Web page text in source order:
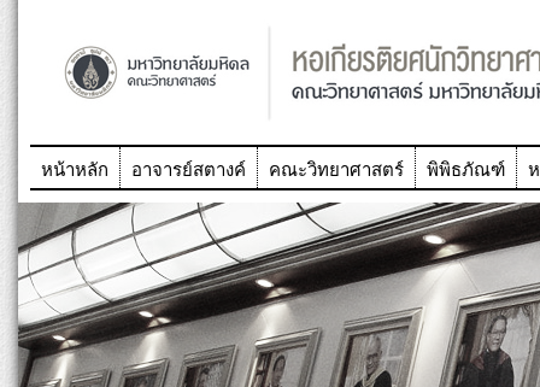
หน้าหลัก อาจารย์สตางค์ คณะวิทยาศาสตร์ พิพิธภัณฑ์